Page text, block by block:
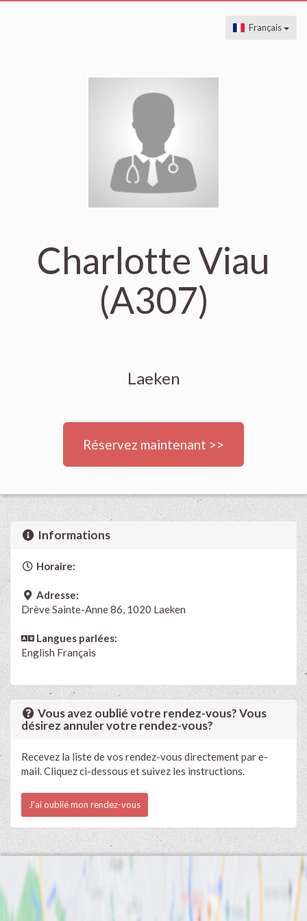
Français
Charlotte Viau
(A307)
Laeken
Réservez maintenant >>
Informations
Horaire:
Adresse:
Drève Sainte-Anne 86, 1020 Laeken
Langues parlées:
English Français
Vous avez oublié votre rendez-vous? Vous
désirez annuler votre rendez-vous?
Recevez la liste de vos rendez-vous directement par e-
mail. Cliquez ci-dessous et suivez les instructions.
J'ai oublié mon rendez-vous